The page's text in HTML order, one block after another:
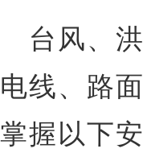
台风、
电线、路
掌握以下